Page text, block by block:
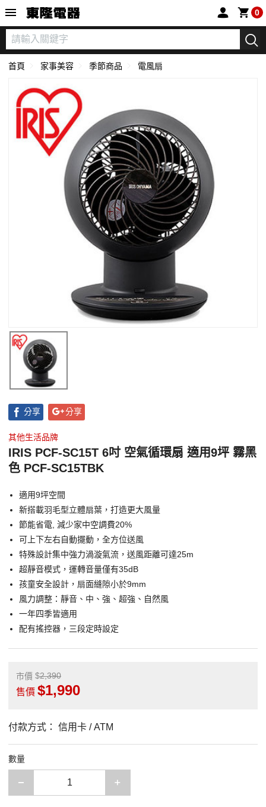
0
首頁 家事美容 季節商品 電風扇
分享 分享
其他生活品牌
IRIS PCF-SC15T 6吋 空氣循環扇 適用9坪 霧黑
色 PCF-SC15TBK
適用9坪空間
新搭載羽毛型立體扇葉，打造更大風量
節能省電, 減少家中空調費20%
可上下左右自動擺動，全方位送風
特殊設計集中強力渦漩氣流，送風距離可達25m
超靜音模式，運轉音量僅有35dB
孩童安全設計，扇面縫隙小於9mm
風力調整：靜音、中、強、超強、自然風
一年四季皆適用
配有搖控器，三段定時設定
市價 2,390
售價 1,990
付款方式： 信用卡 / ATM
數量
減少一項